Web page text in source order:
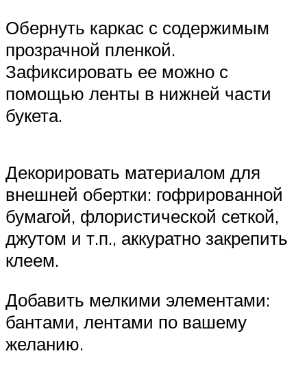
Обернуть каркас с содержимым
прозрачной пленкой.
Зафиксировать ее можно с
помощью ленты в нижней части
букета.
Декорировать материалом для
внешней обертки: гофрированной
бумагой, флористической сеткой,
джутом и т.п., аккуратно закрепить
клеем.
Добавить мелкими элементами:
бантами, лентами по вашему
желанию.